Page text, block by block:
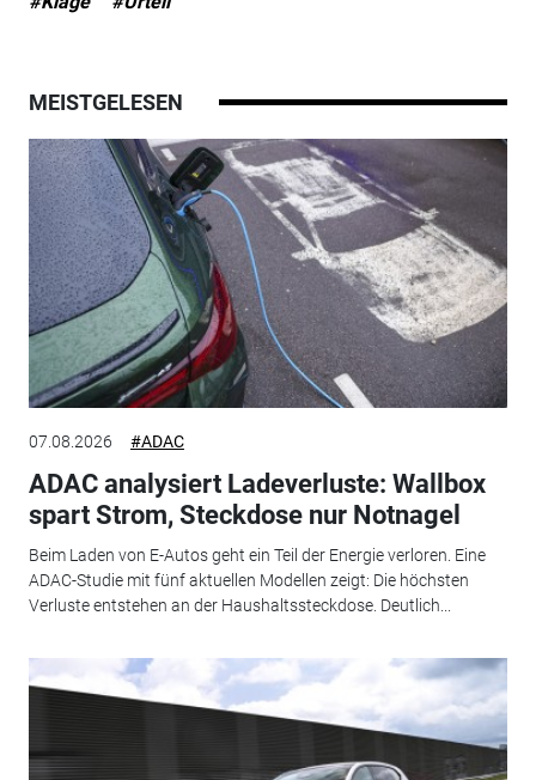
MEISTGELESEN
07.08.2026 #ADAC
ADAC analysiert Ladeverluste: Wallbox
spart Strom, Steckdose nur Notnagel
Beim Laden von E-Autos geht ein Teil der Energie verloren. Eine
ADAC-Studie mit fünf aktuellen Modellen zeigt: Die höchsten
Verluste entstehen an der Haushaltssteckdose. Deutlich...